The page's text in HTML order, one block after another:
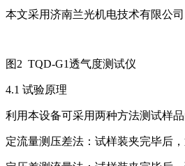
本文采用济南兰光机电技术有限公
图2 TQD-G1透气度测试仪
4.1 试验原理
利用本设备可采用两种方法测试样
定流量测压差法：试样装夹完毕后